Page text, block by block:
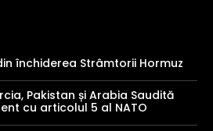
închiderea Strâmtorii Hormuz
Pakistan și Arabia Saudită
cu articolul 5 al NATO